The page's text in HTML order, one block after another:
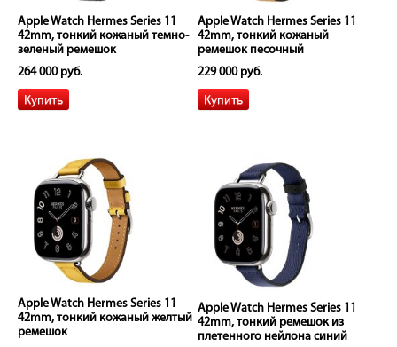
Apple Watch Hermes Series 11
42mm, тонкий кожаный темно-
зеленый ремешок
264 000 руб.
Apple Watch Hermes Series 11
42mm, тонкий кожаный
ремешок песочный
229 000 руб.
Apple Watch Hermes Series 11
42mm, тонкий кожаный желтый
ремешок
Apple Watch Hermes Series 11
42mm, тонкий ремешок из
плетенного нейлона синий